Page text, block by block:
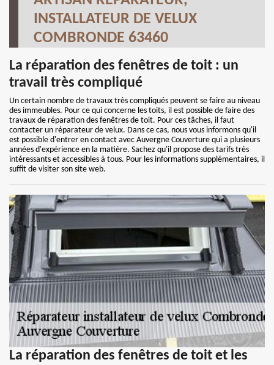
INSTALLATEUR DE VELUX
COMBRONDE 63460
La réparation des fenêtres de toit : un
travail très compliqué
Un certain nombre de travaux très compliqués peuvent se faire au niveau
des immeubles. Pour ce qui concerne les toits, il est possible de faire des
travaux de réparation des fenêtres de toit. Pour ces tâches, il faut
contacter un réparateur de velux. Dans ce cas, nous vous informons qu'il
est possible d'entrer en contact avec Auvergne Couverture qui a plusieurs
années d'expérience en la matière. Sachez qu'il propose des tarifs très
intéressants et accessibles à tous. Pour les informations supplémentaires, il
suffit de visiter son site web.
La réparation des fenêtres de toit et les